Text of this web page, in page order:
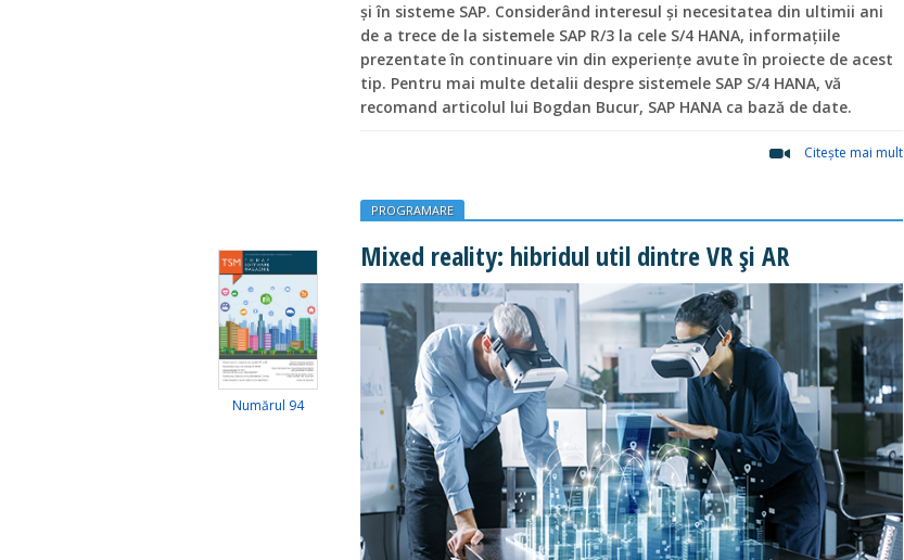
și în sisteme SAP. Considerând interesul și necesitatea din ultimii ani
de a trece de la sistemele SAP R/3 la cele S/4 HANA, informațiile
prezentate în continuare vin din experiențe avute în proiecte de acest
tip. Pentru mai multe detalii despre sistemele SAP S/4 HANA, vă
recomand articolul lui Bogdan Bucur, SAP HANA ca bază de date.
Citeşte mai mult
Numărul 94
PROGRAMARE
Mixed reality: hibridul util dintre VR și AR